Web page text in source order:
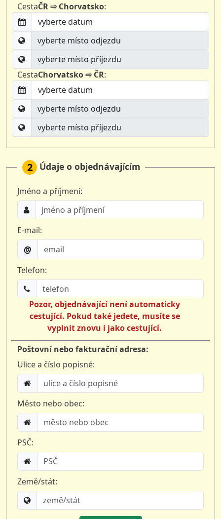
CestaČR ⇨ Chorvatsko:
CestaChorvatsko ⇨ ČR:
2 Údaje o objednávajícím
Jméno a příjmení:
E-mail:
@
Telefon:
Pozor, objednávající není automaticky
cestující. Pokud také jedete, musíte se
vyplnit znovu i jako cestující.
Poštovní nebo fakturační adresa:
Ulice a číslo popisné:
Město nebo obec:
PSČ:
Země/stát: